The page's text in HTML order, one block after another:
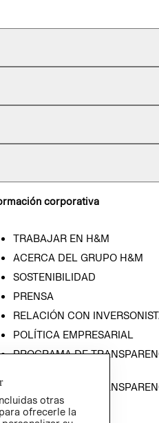
corporativa
TRABAJAR EN H&M
ACERCA DEL GRUPO H&M
SOSTENIBILIDAD
PRENSA
RELACIÓN CON
POLÍTICA EMPRESARIAL
PROGRAMA DE
PROGRAMA DE
ÉTICA (INGLÉS)
otras
ofrecerle la